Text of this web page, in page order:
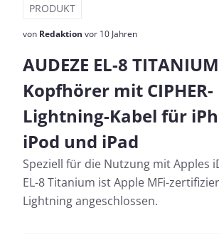
PRODUKT
von Redaktion vor 10 Jahren
AUDEZE EL-8 TITANIUM
Kopfhörer mit CIPHER-
Lightning-Kabel für
iPod und iPad
Speziell für die Nutzung mit Apples
EL-8 Titanium ist Apple MFi-
Lightning angeschlossen.